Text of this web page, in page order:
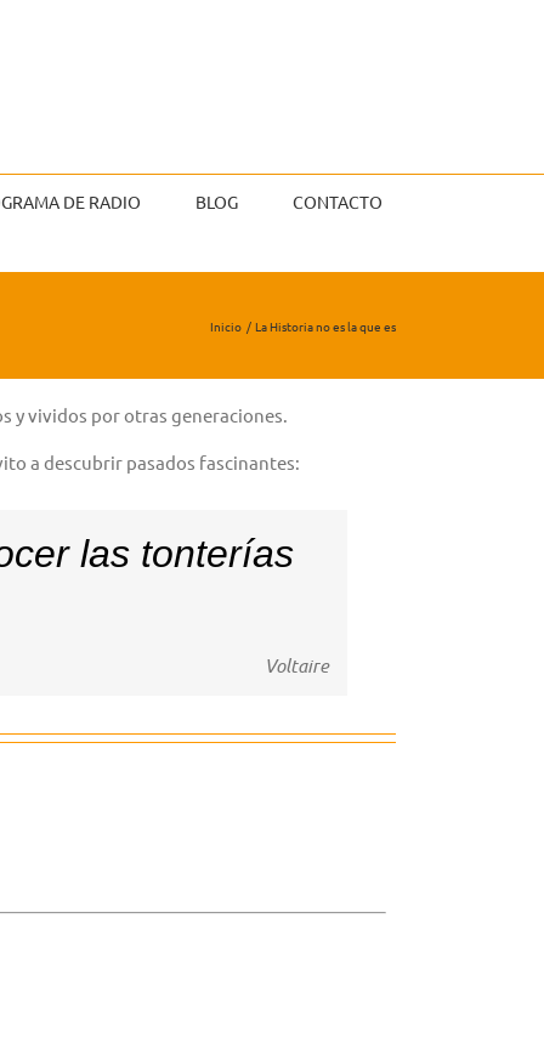
DE RADIO BLOG CONTACTO
Inicio La Historia no es la que es
y vividos por otras generaciones.
a descubrir pasados fascinantes:
las tonterías
Voltaire